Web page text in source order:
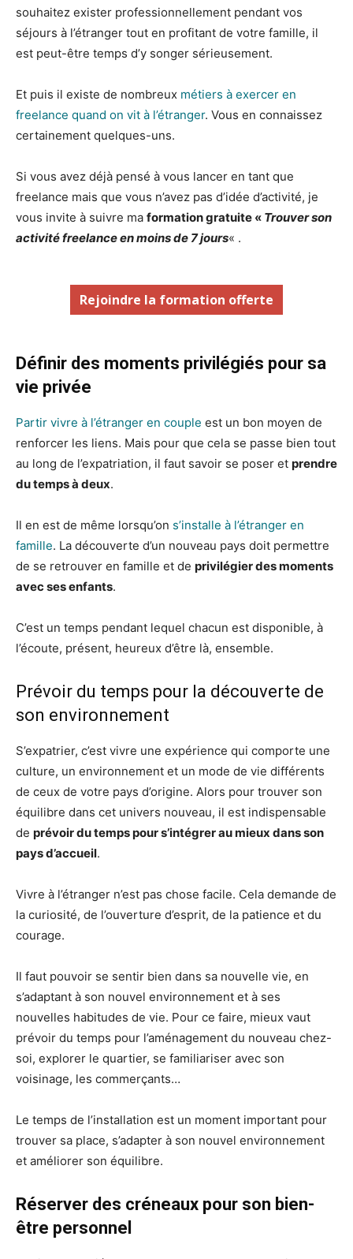
souhaitez exister professionnellement pendant vos
séjours à l’étranger tout en profitant de votre famille, il
est peut-être temps d’y songer sérieusement.
Et puis il existe de nombreux métiers à exercer en
freelance quand on vit à l’étranger. Vous en connaissez
certainement quelques-uns.
Si vous avez déjà pensé à vous lancer en tant que
freelance mais que vous n’avez pas d’idée d’activité, je
vous invite à suivre ma formation gratuite « Trouver son
activité freelance en moins de 7 jours« .
Rejoindre la formation offerte
Définir des moments privilégiés pour sa
vie privée
Partir vivre à l’étranger en couple est un bon moyen de
renforcer les liens. Mais pour que cela se passe bien tout
au long de l’expatriation, il faut savoir se poser et prendre
du temps à deux.
Il en est de même lorsqu’on s’installe à l’étranger en
famille. La découverte d’un nouveau pays doit permettre
de se retrouver en famille et de privilégier des moments
avec ses enfants.
C’est un temps pendant lequel chacun est disponible, à
l’écoute, présent, heureux d’être là, ensemble.
Prévoir du temps pour la découverte de
son environnement
S’expatrier, c’est vivre une expérience qui comporte une
culture, un environnement et un mode de vie différents
de ceux de votre pays d’origine. Alors pour trouver son
équilibre dans cet univers nouveau, il est indispensable
de prévoir du temps pour s’intégrer au mieux dans son
pays d’accueil.
Vivre à l’étranger n’est pas chose facile. Cela demande de
la curiosité, de l’ouverture d’esprit, de la patience et du
courage.
Il faut pouvoir se sentir bien dans sa nouvelle vie, en
s’adaptant à son nouvel environnement et à ses
nouvelles habitudes de vie. Pour ce faire, mieux vaut
prévoir du temps pour l’aménagement du nouveau chez-
soi, explorer le quartier, se familiariser avec son
voisinage, les commerçants…
Le temps de l’installation est un moment important pour
trouver sa place, s’adapter à son nouvel environnement
et améliorer son équilibre.
Réserver des créneaux pour son bien-
être personnel